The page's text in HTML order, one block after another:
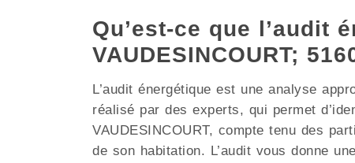
Qu’est-ce que l’audit
VAUDESINCOURT;
L’audit énergétique est une analyse
réalisé par des experts, qui permet
VAUDESINCOURT, compte tenu des
de son habitation. L’audit vous donne